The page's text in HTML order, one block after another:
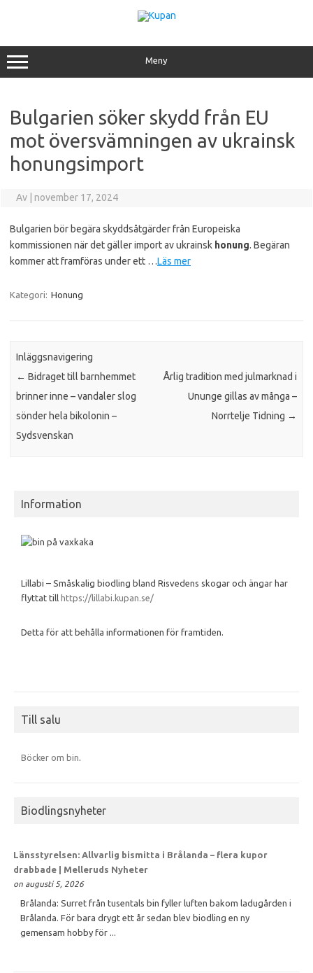
Meny
Bulgarien söker skydd från EU
mot översvämningen av ukrainsk
honungsimport
Av november 17, 2024
Bulgarien bör begära skyddsåtgärder från Europeiska
kommissionen när det gäller import av ukrainsk honung. Begäran
kommer att framföras under ett …Läs mer
Kategori: Honung
Inläggsnavigering
← Bidraget till barnhemmet
brinner inne – vandaler slog
sönder hela bikolonin –
Sydsvenskan
Årlig tradition med julmarknad i
Ununge gillas av många –
Norrtelje Tidning →
Information
Lillabi – Småskalig biodling bland Risvedens skogar och ängar har
flyttat till https://lillabi.kupan.se/
Detta för att behålla informationen för framtiden.
Till salu
Böcker om bin
Biodlingsnyheter
Länsstyrelsen: Allvarlig bismitta i Brålanda – flera kupor
drabbade | Melleruds Nyheter
on augusti 5, 2026
Brålanda: Surret från tusentals bin fyller luften bakom ladugården i
Brålanda. För bara drygt ett år sedan blev biodling en ny
gemensam hobby för ...